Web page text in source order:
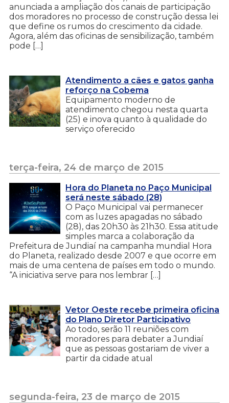
anunciada a ampliação dos canais de participação
dos moradores no processo de construção dessa lei
que define os rumos do crescimento da cidade.
Agora, além das oficinas de sensibilização, também
pode […]
Atendimento a cães e gatos ganha
reforço na Cobema
Equipamento moderno de
atendimento chegou nesta quarta
(25) e inova quanto à qualidade do
serviço oferecido
terça-feira, 24 de março de 2015
Hora do Planeta no Paço Municipal
será neste sábado (28)
O Paço Municipal vai permanecer
com as luzes apagadas no sábado
(28), das 20h30 às 21h30. Essa atitude
simples marca a colaboração da
Prefeitura de Jundiaí na campanha mundial Hora
do Planeta, realizado desde 2007 e que ocorre em
mais de uma centena de países em todo o mundo.
“A iniciativa serve para nos lembrar […]
Vetor Oeste recebe primeira oficina
do Plano Diretor Participativo
Ao todo, serão 11 reuniões com
moradores para debater a Jundiaí
que as pessoas gostariam de viver a
partir da cidade atual
segunda-feira, 23 de março de 2015